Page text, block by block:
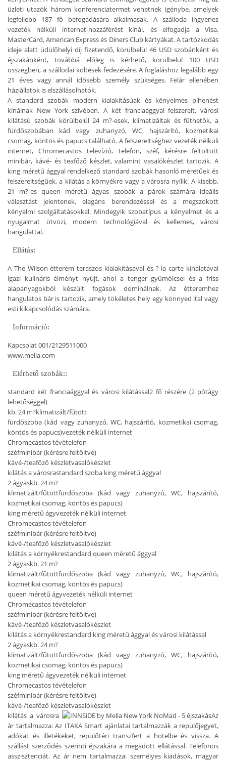
üzleti utazók három konferenciatermet vehetnek igénybe, amelyek
legfeljebb 187 fő befogadására alkalmasak. A szálloda ingyenes
vezeték nélküli internet-hozzáférést kínál, és elfogadja a Visa,
MasterCard, American Express és Diners Club kártyákat. A tartózkodás
ideje alatt üdülőhelyi díj fizetendő, körülbelül 46 USD szobánként és
éjszakánként, továbbá előleg is kérhető, körülbelül 100 USD
összegben, a szállodai költések fedezésére. A foglaláshoz legalább egy
21 éves vagy annál idősebb személy szükséges. Felár ellenében
háziállatok is elszállásolhatók.
A standard szobák modern kialakításúak és kényelmes pihenést
kínálnak New York szívében. A két franciaággyal felszerelt, városi
kilátású szobák körülbelül 24 m?-esek, klimatizáltak és fűthetők, a
fürdőszobában kád vagy zuhanyzó, WC, hajszárító, kozmetikai
csomag, köntös és papucs található. A felszereltséghez vezeték nélküli
internet, Chromecastos televízió, telefon, széf, kérésre feltöltött
minibár, kávé- és teafőző készlet, valamint vasalókészlet tartozik. A
king méretű ággyal rendelkező standard szobák hasonló méretűek és
felszereltségűek, a kilátás a környékre vagy a városra nyílik. A kisebb,
21 m?-es queen méretű ágyas szobák a párok számára ideális
választást jelentenek, elegáns berendezéssel és a megszokott
kényelmi szolgáltatásokkal. Mindegyik szobatípus a kényelmet és a
nyugalmat ötvözi, modern technológiával és kellemes, városi
hangulattal.
Ellátás:
A The Wilson étterem teraszos kialakításával és ? la carte kínálatával
igazi kulináris élményt nyújt, ahol a tenger gyümölcsei és a friss
alapanyagokból készült fogások dominálnak. Az étteremhez
hangulatos bár is tartozik, amely tökéletes hely egy könnyed ital vagy
esti kikapcsolódás számára.
Információ:
Kapcsolat001/2129511000
www.melia.com
Elérhető szobák::
standard két franciaággyal és városi kilátással2 fő részére (2 pótágy
lehetőséggel)
kb. 24 m?klimatizált/fűtött
fürdőszoba (kád vagy zuhanyzó, WC, hajszárító, kozmetikai csomag,
köntös és papucs)vezeték nélküli internet
Chromecastos tévételefon
széfminibár (kérésre feltöltve)
kávé-/teafőző készletvasalókészlet
kilátás a városrastandard szoba king méretű ággyal
2 ágyaskb. 24 m?
klimatizált/fűtöttfürdőszoba (kád vagy zuhanyzó, WC, hajszárító,
kozmetikai csomag, köntös és papucs)
king méretű ágyvezeték nélküli internet
Chromecastos tévételefon
széfminibár (kérésre feltöltve)
kávé-/teafőző készletvasalókészlet
kilátás a környékrestandard queen méretű ággyal
2 ágyaskb. 21 m?
klimatizált/fűtöttfürdőszoba (kád vagy zuhanyzó, WC, hajszárító,
kozmetikai csomag, köntös és papucs)
queen méretű ágyvezeték nélküli internet
Chromecastos tévételefon
széfminibár (kérésre feltöltve)
kávé-/teafőző készletvasalókészlet
kilátás a környékrestandard king méretű ággyal és városi kilátással
2 ágyaskb. 24 m?
klimatizált/fűtöttfürdőszoba (kád vagy zuhanyzó, WC, hajszárító,
kozmetikai csomag, köntös és papucs)
king méretű ágyvezeték nélküli internet
Chromecastos tévételefon
széfminibár (kérésre feltöltve)
kávé-/teafőző készletvasalókészlet
kilátás a városra
Az
ár tartalmazza: Az ITAKA Smart ajánlatai tartalmazzák a repülőjegyet,
adókat és illetékeket, repülőtéri transzfert a hotelbe és vissza. A
szállást szerződés szerinti éjszakára a megadott ellátással. Telefonos
asszisztenciát. Az ár nem tartalmazza: személyes kiadások, magyar